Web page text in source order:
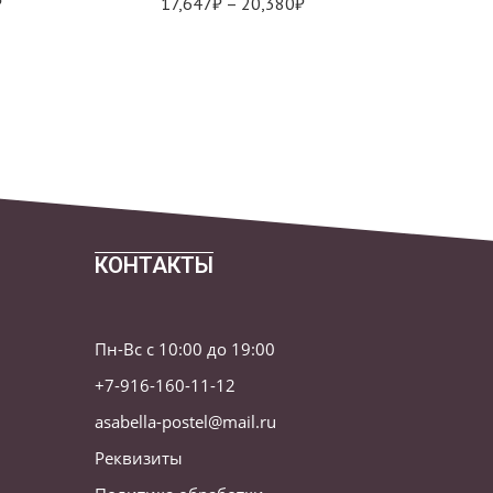
КОНТАКТЫ
Пн-Вс с 10:00 до 19:00
+7-916-160-11-12
asabella-postel@mail.ru
Реквизиты